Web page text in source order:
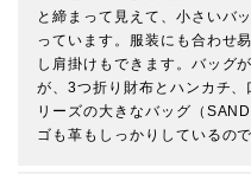
と締まって見えて、小さいバ
っています。服装にも合わせ
し肩掛けもできます。バッグ
が、3つ折り財布とハンカチ
リーズの大きなバッグ（
ゴも革もしっかりしているの